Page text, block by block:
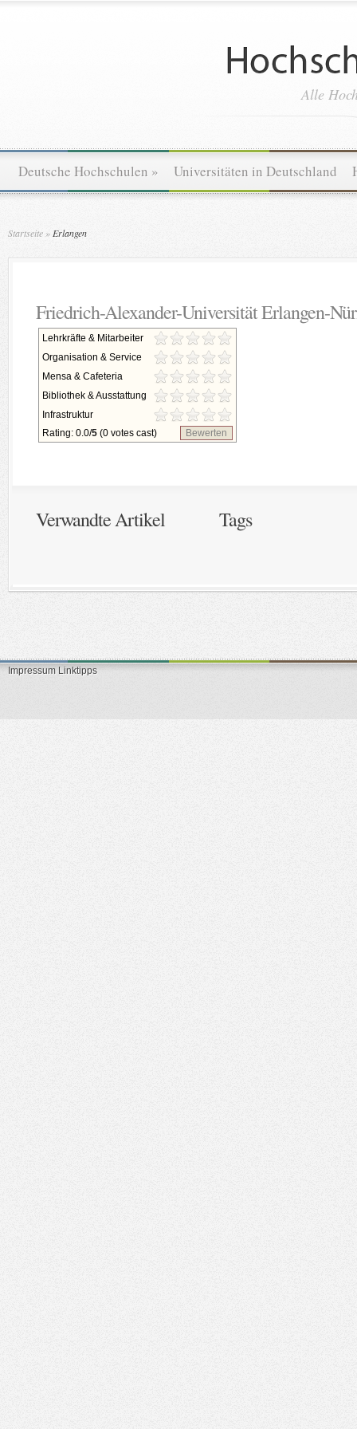
Alle
Deutsche Hochschulen » Universitäten in Deutschland
Startseite » Erlangen
Friedrich-Alexander-Universität Erlangen-
Lehrkräfte & Mitarbeiter
Organisation & Service
Mensa & Cafeteria
Bibliothek & Ausstattung
Infrastruktur
Rating: 0.0/5 (0 votes cast) Bewerten
Verwandte Artikel Tags
Impressum Linktipps